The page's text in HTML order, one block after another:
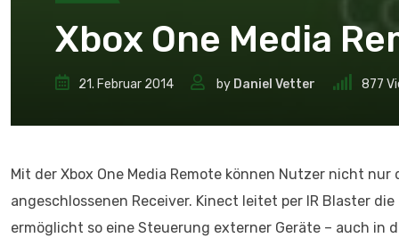
Xbox One Media
21. Februar 2014 by Daniel Vetter 877
Mit der Xbox One Media Remote können Nutzer nicht
angeschlossenen Receiver. Kinect leitet per IR Blaster
ermöglicht so eine Steuerung externer Geräte – auch